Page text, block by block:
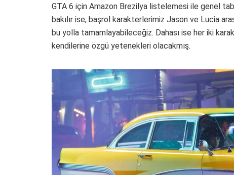
GTA 6 için Amazon Brezilya listelemesi ile genel
bakılır ise, başrol karakterlerimiz Jason ve Lucia
bu yolla tamamlayabileceğiz. Dahası ise her iki
kendilerine özgü yetenekleri olacakmış.